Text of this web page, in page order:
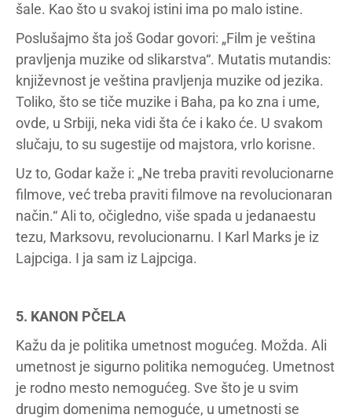
šale. Kao što u svakoj istini ima po malo istine.
Poslušajmo šta još Godar govori: „Film je veština
pravljenja muzike od slikarstva“. Mutatis mutandis:
književnost je veština pravljenja muzike od jezika.
Toliko, što se tiče muzike i Baha, pa ko zna i ume,
ovde, u Srbiji, neka vidi šta će i kako će. U svakom
slučaju, to su sugestije od majstora, vrlo korisne.
Uz to, Godar kaže i: „Ne treba praviti revolucionarne
filmove, već treba praviti filmove na revolucionaran
način.“ Ali to, očigledno, više spada u jedanaestu
tezu, Marksovu, revolucionarnu. I Karl Marks je iz
Lajpciga. I ja sam iz Lajpciga.
5. KANON PČELA
Kažu da je politika umetnost mogućeg. Možda. Ali
umetnost je sigurno politika nemogućeg. Umetnost
je rodno mesto nemogućeg. Sve što je u svim
drugim domenima nemoguće, u umetnosti se